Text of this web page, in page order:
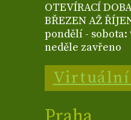
OTEVÍRACÍ
BŘEZEN AŽ
pondělí - sobota:
neděle zavřeno